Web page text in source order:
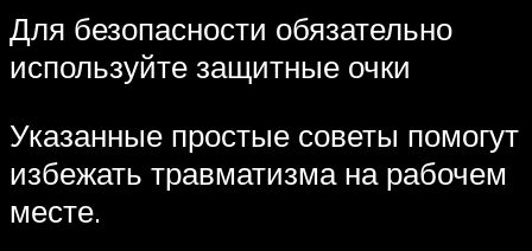
Для безопасности обязательно
используйте защитные очки
Указанные простые советы помогут
избежать травматизма на рабочем
месте.